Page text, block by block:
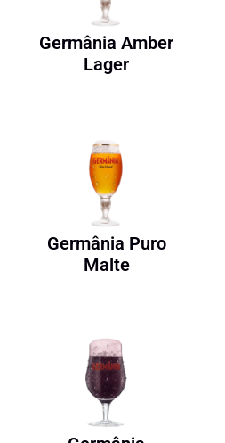
Germânia Amber
Lager
Germânia Puro
Malte